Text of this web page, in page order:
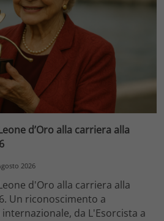
d’Oro alla carriera alla
2026
d'Oro alla carriera alla
Un riconoscimento a
da L'Esorcista a